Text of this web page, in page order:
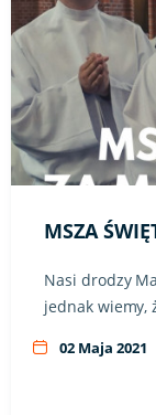
MSZA
Nasi drodzy
jednak wiemy,
02 Maja 2021